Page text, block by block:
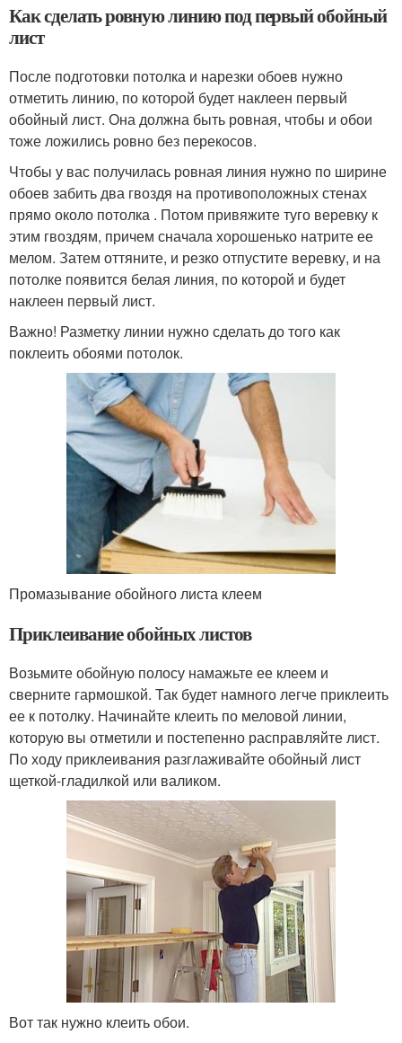
Как сделать ровную линию под первый обойный
лист
После подготовки потолка и нарезки обоев нужно
отметить линию, по которой будет наклеен первый
обойный лист. Она должна быть ровная, чтобы и обои
тоже ложились ровно без перекосов.
Чтобы у вас получилась ровная линия нужно по ширине
обоев забить два гвоздя на противоположных стенах
прямо около потолка . Потом привяжите туго веревку к
этим гвоздям, причем сначала хорошенько натрите ее
мелом. Затем оттяните, и резко отпустите веревку, и на
потолке появится белая линия, по которой и будет
наклеен первый лист.
Важно! Разметку линии нужно сделать до того как
поклеить обоями потолок.
Промазывание обойного листа клеем
Приклеивание обойных листов
Возьмите обойную полосу намажьте ее клеем и
сверните гармошкой. Так будет намного легче приклеить
ее к потолку. Начинайте клеить по меловой линии,
которую вы отметили и постепенно расправляйте лист.
По ходу приклеивания разглаживайте обойный лист
щеткой-гладилкой или валиком.
Вот так нужно клеить обои.